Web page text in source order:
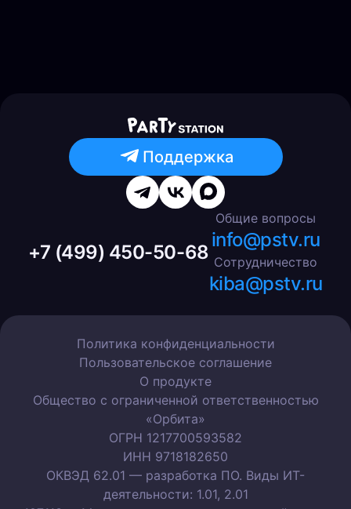
+7 (499) 450-50-68
Общие вопросы
info@pstv.ru
Сотрудничество
kiba@pstv.ru
Поддержка
Общество с ограниченной ответственностью
«Орбита»
ОГРН 1217700593582
ИНН 9718182650
ОКВЭД 62.01 — разработка ПО. Виды ИТ-
деятельности: 1.01, 2.01
О продукте
Пользовательское соглашение
Политика конфиденциальности